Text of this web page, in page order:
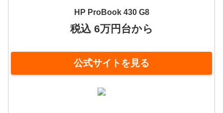
HP ProBook 430 G8
税込 6万円台から
公式サイトを見る